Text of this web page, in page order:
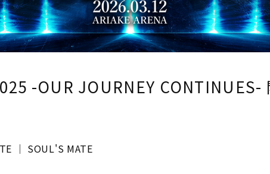
-OUR JOURNEY CONTINUES-
│ SOUL'S MATE